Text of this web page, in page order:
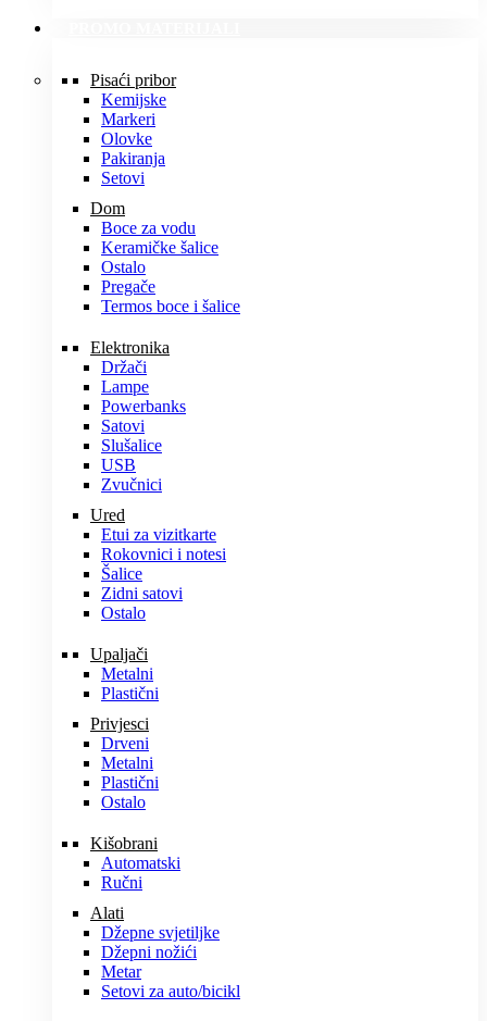
Pisaći pribor
Kemijske
Markeri
Olovke
Pakiranja
Setovi
Dom
Boce za vodu
Keramičke šalice
Ostalo
Pregače
Termos boce i šalice
Elektronika
Držači
Lampe
Powerbanks
Satovi
Slušalice
USB
Zvučnici
Ured
Etui za vizitkarte
Rokovnici i notesi
Šalice
Zidni satovi
Ostalo
Upaljači
Metalni
Plastični
Privjesci
Drveni
Metalni
Plastični
Ostalo
Kišobrani
Automatski
Ručni
Alati
Džepne svjetiljke
Džepni nožići
Metar
Setovi za auto/bicikl